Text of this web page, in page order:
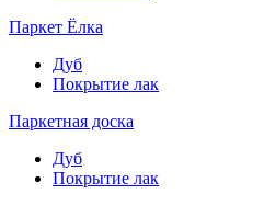
Паркет Ёлка
Дуб
Покрытие лак
Паркетная доска
Дуб
Покрытие лак